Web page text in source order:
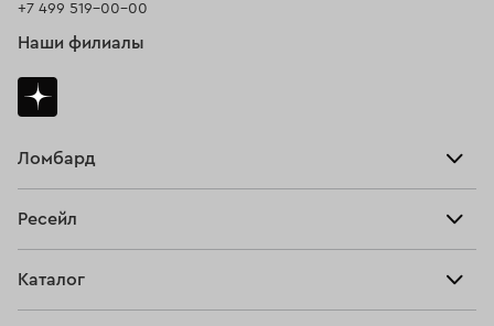
Ломбард
Тарифы
Ресейл
Каталог
+7 499 519-00-00
Наши филиалы